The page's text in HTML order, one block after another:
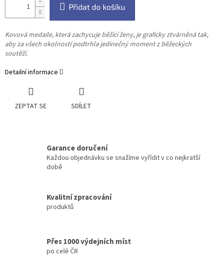
Přidat do košíku
Kovová medaile, která zachycuje běžící ženy, je graficky ztvárněná tak,
aby za všech okolností podtrhla jedinečný moment z běžeckých
soutěží.
Detailní informace
ZEPTAT SE SDÍLET
Garance doručení
Každou objednávku se snažíme vyřídit v co nejkratší
době
Kvalitní zpracování
produktů
Přes 1000 výdejních míst
po celé ČR